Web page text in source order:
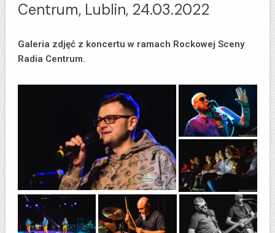
Centrum, Lublin, 24.03.2022
Galeria zdjęć z koncertu w ramach Rockowej Sceny
Radia Centrum.